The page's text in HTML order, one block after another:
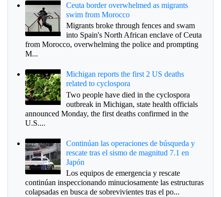
Ceuta border overwhelmed as migrants
swim from Morocco
Migrants broke through fences and swam
into Spain's North African enclave of Ceuta
from Morocco, overwhelming the police and prompting
M...
Michigan reports the first 2 US deaths
related to cyclospora
Two people have died in the cyclospora
outbreak in Michigan, state health officials
announced Monday, the first deaths confirmed in the
U.S....
Continúan las operaciones de búsqueda y
rescate tras el sismo de magnitud 7.1 en
Japón
Los equipos de emergencia y rescate
continúan inspeccionando minuciosamente las estructuras
colapsadas en busca de sobrevivientes tras el po...